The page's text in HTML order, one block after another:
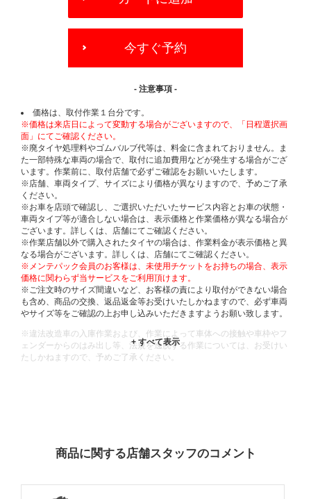
OPTIONS
今すぐ予約
- 注意事項 -
価格は、取付作業１台分です。
※価格は来店日によって変動する場合がございますので、「日程選択画
面」にてご確認ください。
※廃タイヤ処理料やゴムバルブ代等は、料金に含まれておりません。ま
た一部特殊な車両の場合で、取付に追加費用などが発生する場合がござ
います。作業前に、取付店舗で必ずご確認をお願いいたします。
※店舗、車両タイプ、サイズにより価格が異なりますので、予めご了承
ください。
※お車を店頭で確認し、ご選択いただいたサービス内容とお車の状態・
車両タイプ等が適合しない場合は、表示価格と作業価格が異なる場合が
ございます。詳しくは、店舗にてご確認ください。
※作業店舗以外で購入されたタイヤの場合は、作業料金が表示価格と異
なる場合がございます。詳しくは、店舗にてご確認ください。
※メンテパック会員のお客様は、未使用チケットをお持ちの場合、表示
価格に関わらず当サービスをご利用頂けます。
※ご注文時のサイズ間違いなど、お客様の責により取付ができない場合
も含め、商品の交換、返品返金等お受けいたしかねますので、必ず車両
やサイズ等をご確認の上お申し込みいただきますようお願い致します。
※違法改造車の入庫作業および、作業によって車体への接触や車枠やフ
ェンダーからのはみ出し等、法規を逸脱する作業については、お受けい
たしかねますので、予めご了承ください。
商品に関する店舗スタッフのコメント